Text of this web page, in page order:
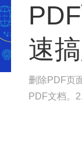
速
删除PDF页
PDF文档。